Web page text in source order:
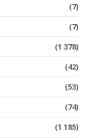
(7)
(7)
(1 378)
(42)
(53)
(74)
(1 185)